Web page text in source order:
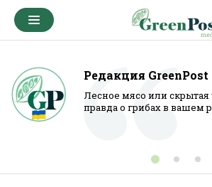
Редакция GreenPost
Лесное мясо или скрытая
правда о грибах в вашем